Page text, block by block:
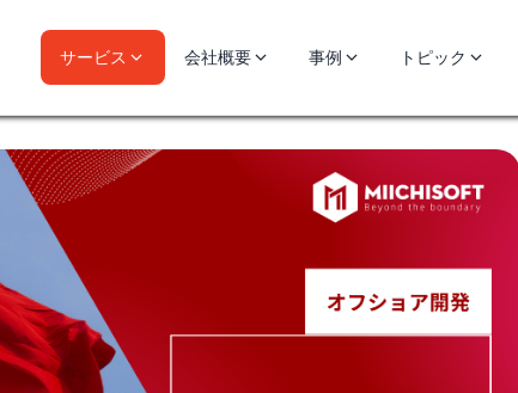
サービス 会社概要 事例 トピック